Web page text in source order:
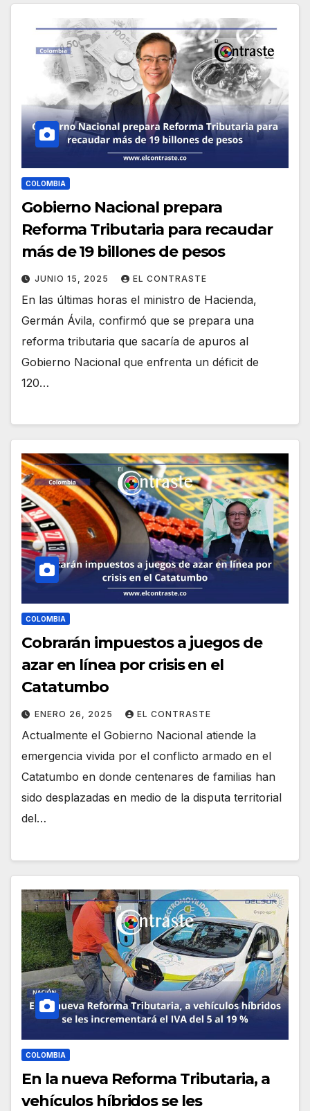
COLOMBIA
Gobierno Nacional prepara
Reforma Tributaria para recaudar
más de 19 billones de pesos
JUNIO 15, 2025 EL CONTRASTE
En las últimas horas el ministro de Hacienda,
Germán Ávila, confirmó que se prepara una
reforma tributaria que sacaría de apuros al
Gobierno Nacional que enfrenta un déficit de
120…
COLOMBIA
Cobrarán impuestos a juegos de
azar en línea por crisis en el
Catatumbo
ENERO 26, 2025 EL CONTRASTE
Actualmente el Gobierno Nacional atiende la
emergencia vivida por el conflicto armado en el
Catatumbo en donde centenares de familias han
sido desplazadas en medio de la disputa territorial
del…
COLOMBIA
En la nueva Reforma Tributaria, a
vehículos híbridos se les